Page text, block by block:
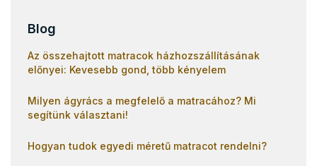
Blog
Az összehajtott matracok házhozszállításának
előnyei: Kevesebb gond, több kényelem
Milyen ágyrács a megfelelő a matracához? Mi
segítünk választani!
Hogyan tudok egyedi méretű matracot rendelni?